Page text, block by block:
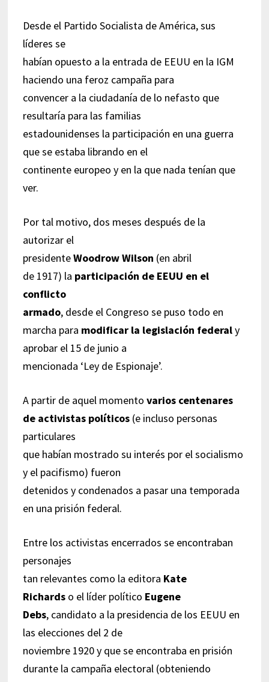
Desde el Partido Socialista de América, sus
líderes se
habían opuesto a la entrada de EEUU en la IGM
haciendo una feroz campaña para
convencer a la ciudadanía de lo nefasto que
resultaría para las familias
estadounidenses la participación en una guerra
que se estaba librando en el
continente europeo y en la que nada tenían que
ver.
Por tal motivo, dos meses después de la
autorizar el
presidenteWoodrow Wilson (en abril
de 1917) la participación de EEUU en el
conflicto
armado, desde el Congreso se puso todo en
marcha para modificar la legislación federaly
aprobar el 15 de junio a
mencionada ‘Ley de Espionaje’.
A partir de aquel momento varios centenares
de activistas políticos(e incluso personas
particulares
que habían mostrado su interés por el socialismo
y el pacifismo) fueron
detenidos y condenados a pasar una temporada
en una prisión federal.
Entre los activistas encerrados se encontraban
personajes
tan relevantes como la editora Kate
Richardso el líder político Eugene
Debs, candidato a la presidencia de los EEUU en
las elecciones del 2 de
noviembre 1920 y que se encontraba en prisión
durante la campaña electoral (obteniendo